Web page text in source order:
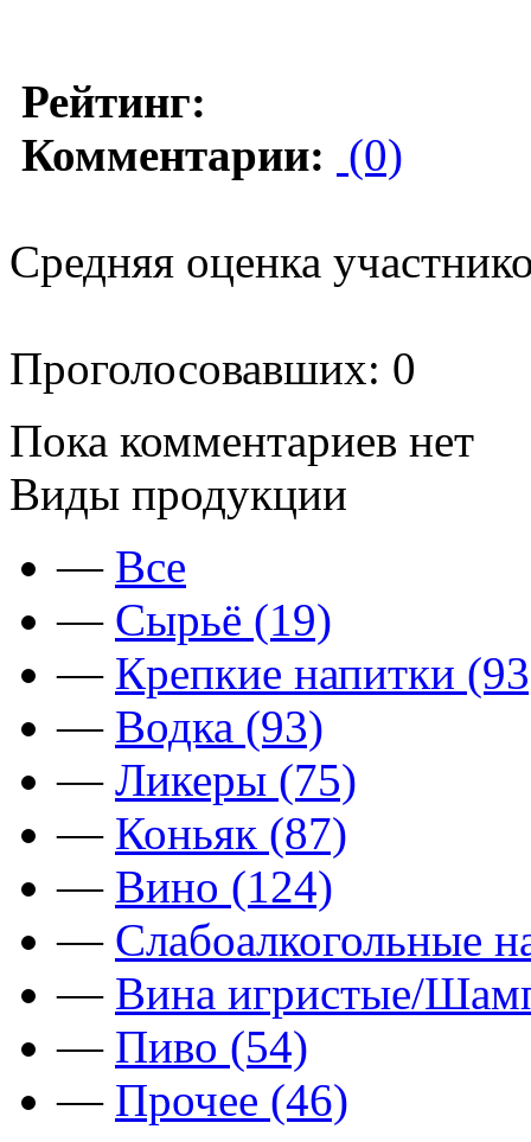
Рейтинг:
Комментарии: (0)
Средняя оценка
Проголосовавших: 0
Пока комментариев нет
Виды продукции
— Все
— Сырьё (19)
— Крепкие напитки
— Водка (93)
— Ликеры (75)
— Коньяк (87)
— Вино (124)
— Слабоалкогольные
— Вина игристые/
— Пиво (54)
— Прочее (46)